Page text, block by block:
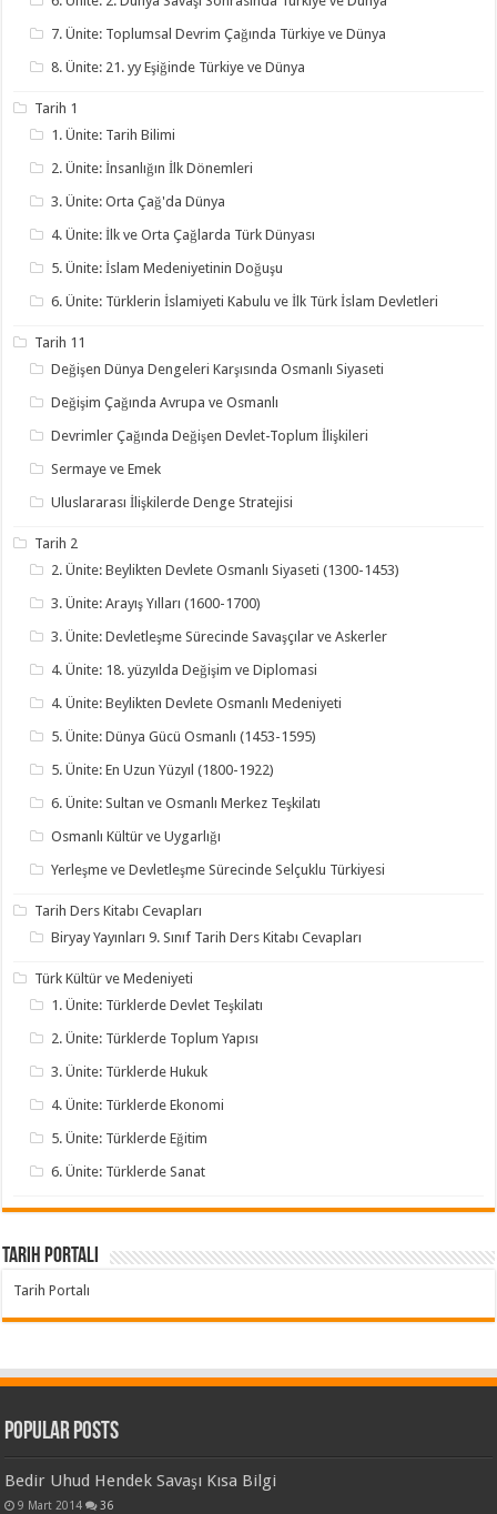
7. Ünite: Toplumsal Devrim Çağında Türkiye ve Dünya
8. Ünite: 21. yy Eşiğinde Türkiye ve Dünya
Tarih 1
1. Ünite: Tarih Bilimi
2. Ünite: İnsanlığın İlk Dönemleri
3. Ünite: Orta Çağ'da Dünya
4. Ünite: İlk ve Orta Çağlarda Türk Dünyası
5. Ünite: İslam Medeniyetinin Doğuşu
6. Ünite: Türklerin İslamiyeti Kabulu ve İlk Türk İslam Devletleri
Tarih 11
Değişen Dünya Dengeleri Karşısında Osmanlı Siyaseti
Değişim Çağında Avrupa ve Osmanlı
Devrimler Çağında Değişen Devlet-Toplum İlişkileri
Sermaye ve Emek
Uluslararası İlişkilerde Denge Stratejisi
Tarih 2
2. Ünite: Beylikten Devlete Osmanlı Siyaseti (1300-1453)
3. Ünite: Arayış Yılları (1600-1700)
3. Ünite: Devletleşme Sürecinde Savaşçılar ve Askerler
4. Ünite: 18. yüzyılda Değişim ve Diplomasi
4. Ünite: Beylikten Devlete Osmanlı Medeniyeti
5. Ünite: Dünya Gücü Osmanlı (1453-1595)
5. Ünite: En Uzun Yüzyıl (1800-1922)
6. Ünite: Sultan ve Osmanlı Merkez Teşkilatı
Osmanlı Kültür ve Uygarlığı
Yerleşme ve Devletleşme Sürecinde Selçuklu Türkiyesi
Tarih Ders Kitabı Cevapları
Biryay Yayınları 9. Sınıf Tarih Ders Kitabı Cevapları
Türk Kültür ve Medeniyeti
1. Ünite: Türklerde Devlet Teşkilatı
2. Ünite: Türklerde Toplum Yapısı
3. Ünite: Türklerde Hukuk
4. Ünite: Türklerde Ekonomi
5. Ünite: Türklerde Eğitim
6. Ünite: Türklerde Sanat
Tarih Portalı
Tarih Portalı
Popular Posts
Bedir Uhud Hendek Savaşı Kısa Bilgi
9 Mart 2014 36